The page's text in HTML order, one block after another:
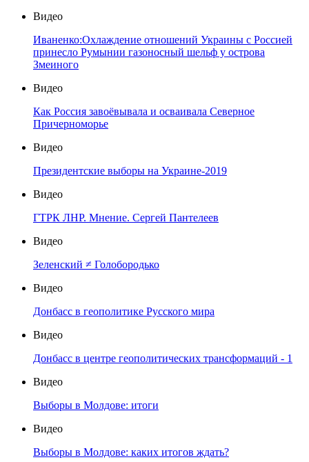
Видео
Иваненко:Охлаждение отношений Украины с Россией
принесло Румынии газоносный шельф у острова
Змеиного
Видео
Как Россия завоёвывала и осваивала Северное
Причерноморье
Видео
Президентские выборы на Украине-2019
Видео
ГТРК ЛНР. Мнение. Сергей Пантелеев
Видео
Зеленский ≠ Голобородько
Видео
Донбасс в геополитике Русского мира
Видео
Донбасс в центре геополитических трансформаций - 1
Видео
Выборы в Молдове: итоги
Видео
Выборы в Молдове: каких итогов ждать?